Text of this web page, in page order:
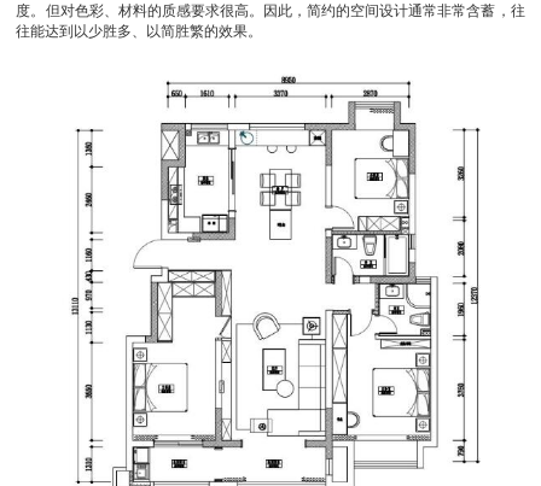
度。但对色彩、材料的质感要求很高。因此，简约的空间设计通常非常含蓄，往
往能达到以少胜多、以简胜繁的效果。